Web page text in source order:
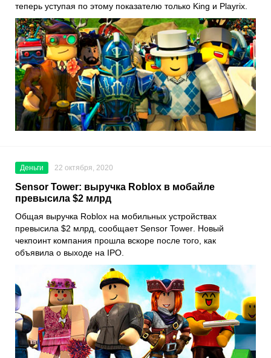
теперь уступая по этому показателю только King и Playrix.
Деньги 22 октября, 2020
Sensor Tower: выручка Roblox в мобайле
превысила $2 млрд
Общая выручка Roblox на мобильных устройствах
превысила $2 млрд, сообщаетSensor Tower . Новый
чекпоинт компания прошла вскоре после того, как
объявила о выходе на IPO.